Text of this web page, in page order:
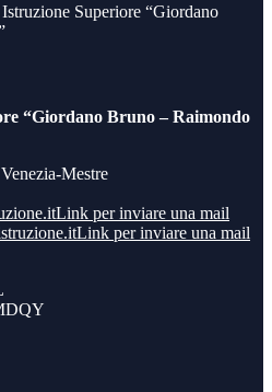
Superiore “Giordano
“Giordano Bruno – Raimondo
Mestre
Link per inviare una mail
Link per inviare una mail